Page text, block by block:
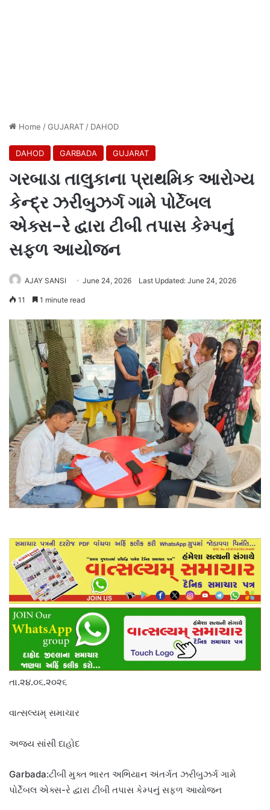
Home /GUJARAT / DAHOD
DAHOD GARBADA GUJARAT
ગરબાડા તાલુકાના પ્રાથમિક આરોગ્ય
કેન્દ્ર ઝરીબુઝર્ગ ગામે પોર્ટેબલ
એક્સ-રે દ્વારા ટીબી તપાસ કેમ્પનું
સફળ આયોજન
AJAY SANSI June 24, 2026 Last Updated: June 24, 2026
11 1 minute read
તા.૨૪.૦૬.૨૦૨૬
વાત્સલ્યમ્ સમાચાર
અજય સાંસી દાહોદ
Garbada:ટીબી મુક્ત ભારત અભિયાન અંતર્ગત ઝરીબુઝર્ગ ગામે
પોર્ટેબલ એક્સ-રે દ્વારા ટીબી તપાસ કેમ્પનું સફળ આયોજન